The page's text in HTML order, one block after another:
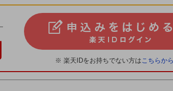
※ 楽天IDをお持ちでない方は こちらか